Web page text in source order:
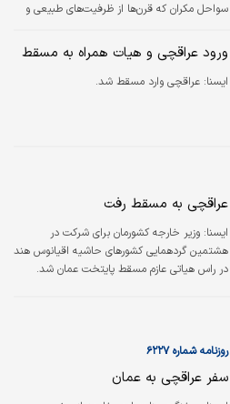
سواحل مکران که قرن‌ها از ظرفیت‌های طبیعی و
اولویت‌های توسعه ملی تبدیل شده‌اند. «بهشت
گمشده» مکران، امروز باید به قطب اقتصادی آینده
ایران و منطقه بدل شود.
ورود عراقچی و هیات همراه به مسقط
ایسنا: عراقچی وارد مسقط شد.
عراقچی به مسقط رفت
ايسنا: وزیر خارجه کشورمان برای شرکت در
هشتمین گردهمایی کشورهای حاشیه اقیانوس هند
در راس هیاتی عازم مسقط پایتخت عمان شد.
روزنامه شماره ۶۲۲۷
سفر عراقچی به عمان